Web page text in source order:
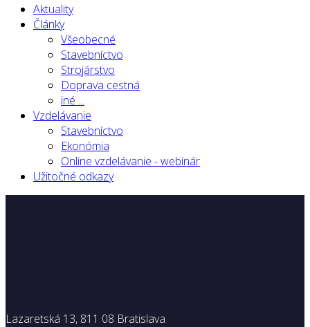
Aktuality
Články
Všeobecné
Stavebníctvo
Strojárstvo
Doprava cestná
iné ...
Vzdelávanie
Stavebníctvo
Ekonómia
Online vzdelávanie - webinár
Užitočné odkazy
Lazaretská 13, 811 08 Bratislava